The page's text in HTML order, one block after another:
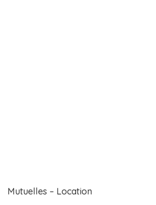
Mutuelles – Location